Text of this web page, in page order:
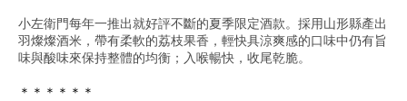
小左衛門每年一推出就好評不斷的夏季限定酒款。採用山形縣產出
羽燦燦酒米，帶有柔軟的荔枝果香，輕快具涼爽感的口味中仍有旨
味與酸味來保持整體的均衡；入喉暢快，收尾乾脆。
﻿＊＊＊＊＊＊